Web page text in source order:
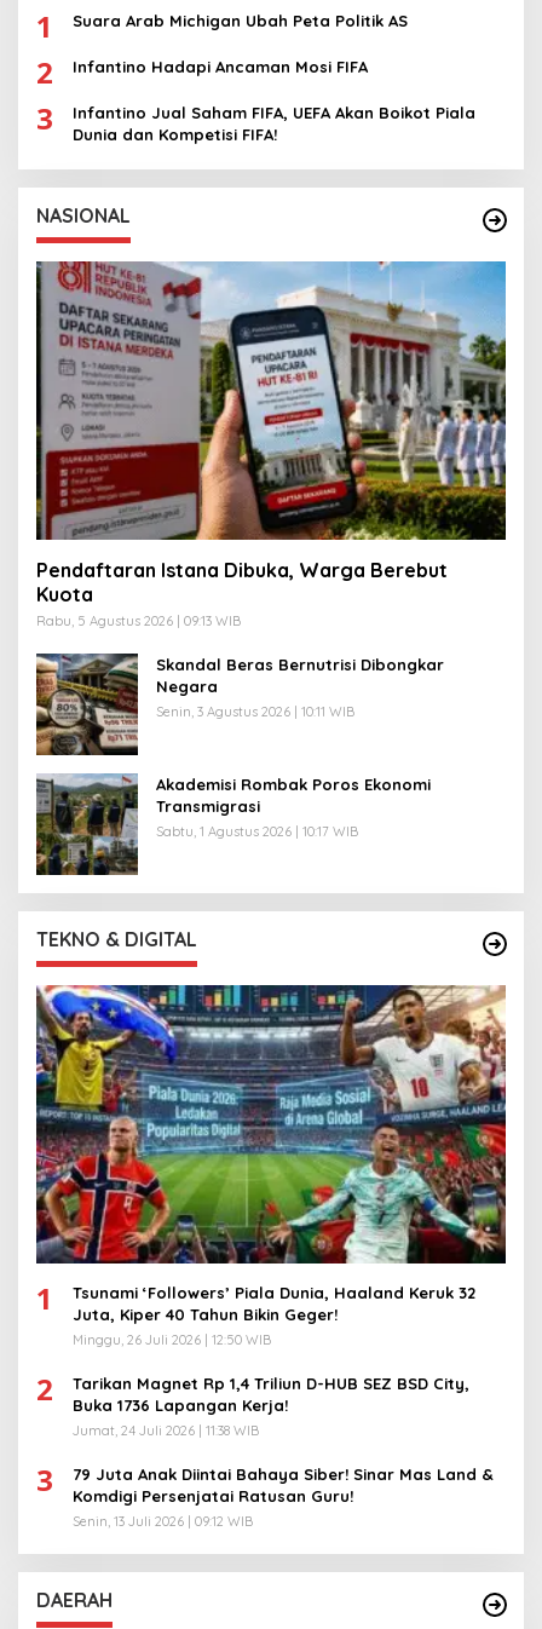
1 Suara Arab Michigan Ubah Peta Politik AS
2 Infantino Hadapi Ancaman Mosi FIFA
3
Infantino Jual Saham FIFA, UEFA Akan Boikot Piala
Dunia dan Kompetisi FIFA!
NASIONAL
Pendaftaran Istana Dibuka, Warga Berebut
Kuota
Rabu, 5 Agustus 2026 | 09:13 WIB
Skandal Beras Bernutrisi Dibongkar
Negara
Senin, 3 Agustus 2026 | 10:11 WIB
Akademisi Rombak Poros Ekonomi
Transmigrasi
Sabtu, 1 Agustus 2026 | 10:17 WIB
TEKNO & DIGITAL
1
Tsunami ‘Followers’ Piala Dunia, Haaland Keruk 32
Juta, Kiper 40 Tahun Bikin Geger!
Minggu, 26 Juli 2026 | 12:50 WIB
2
Tarikan Magnet Rp 1,4 Triliun D-HUB SEZ BSD City,
Buka 1736 Lapangan Kerja!
Jumat, 24 Juli 2026 | 11:38 WIB
3
79 Juta Anak Diintai Bahaya Siber! Sinar Mas Land &
Komdigi Persenjatai Ratusan Guru!
Senin, 13 Juli 2026 | 09:12 WIB
DAERAH